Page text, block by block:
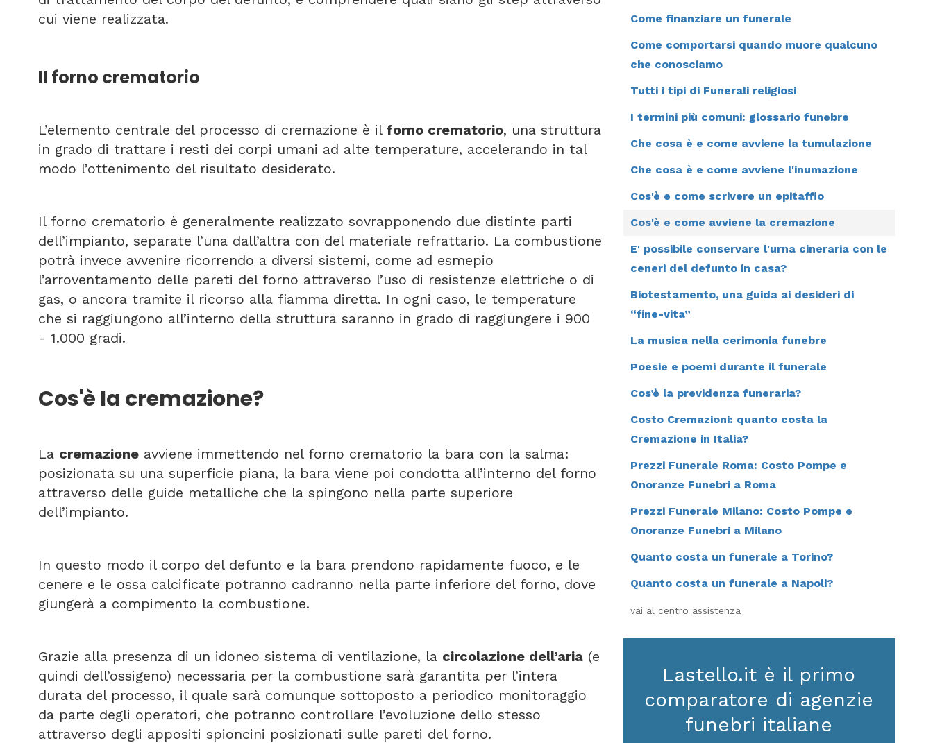
cui viene realizzata.
Il forno crematorio
L’elemento centrale del processo di cremazione è il forno crematorio, una struttura
in grado di trattare i resti dei corpi umani ad alte temperature, accelerando in tal
modo l’ottenimento del risultato desiderato.
Il forno crematorio è generalmente realizzato sovrapponendo due distinte parti
dell’impianto, separate l’una dall’altra con del materiale refrattario. La combustione
potrà invece avvenire ricorrendo a diversi sistemi, come ad esmepio
l’arroventamento delle pareti del forno attraverso l’uso di resistenze elettriche o di
gas, o ancora tramite il ricorso alla fiamma diretta. In ogni caso, le temperature
che si raggiungono all’interno della struttura saranno in grado di raggiungere i 900
- 1.000 gradi.
Cos'è la cremazione?
La cremazione avviene immettendo nel forno crematorio la bara con la salma:
posizionata su una superficie piana, la bara viene poi condotta all’interno del forno
attraverso delle guide metalliche che la spingono nella parte superiore
dell’impianto.
In questo modo il corpo del defunto e la bara prendono rapidamente fuoco, e le
cenere e le ossa calcificate potranno cadranno nella parte inferiore del forno, dove
giungerà a compimento la combustione.
Grazie alla presenza di un idoneo sistema di ventilazione, la circolazione dell’aria (e
quindi dell’ossigeno) necessaria per la combustione sarà garantita per l’intera
durata del processo, il quale sarà comunque sottoposto a periodico monitoraggio
da parte degli operatori, che potranno controllare l’evoluzione dello stesso
attraverso degli appositi spioncini posizionati sulle pareti del forno.
Come finanziare un funerale
Come comportarsi quando muore qualcuno
che conosciamo
Tutti i tipi di Funerali religiosi
I termini più comuni: glossario funebre
Che cosa è e come avviene la tumulazione
Che cosa è e come avviene l'inumazione
Cos'è e come scrivere un epitaffio
Cos'è e come avviene la cremazione
E' possibile conservare l'urna cineraria con le
ceneri del defunto in casa?
Biotestamento, una guida ai desideri di
“fine-vita”
La musica nella cerimonia funebre
Poesie e poemi durante il funerale
Cos’è la previdenza funeraria?
Costo Cremazioni: quanto costa la
Cremazione in Italia?
Prezzi Funerale Roma: Costo Pompe e
Onoranze Funebri a Roma
Prezzi Funerale Milano: Costo Pompe e
Onoranze Funebri a Milano
Quanto costa un funerale a Torino?
Quanto costa un funerale a Napoli?
vai al centro assistenza
Lastello.it è il primo
comparatore di agenzie
funebri italiane